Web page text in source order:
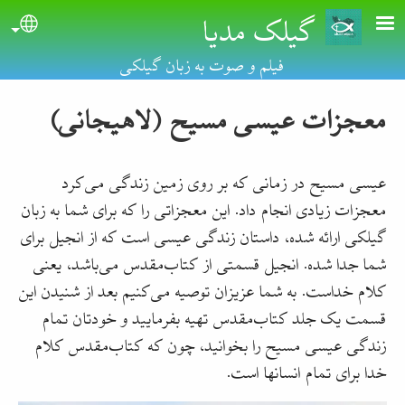
Skip to main contentگیلک مدیا
فیلم و صوت به زبان گیلکی
معجزات عیسی مسیح (لاهیجانی)‏
عیسی مسیح در زمانی که بر روی زمین زندگی می‌کرد
معجزات زیادی انجام داد. این معجزاتی را که برای شما به زبان
گیلکی ارائه شده، داستان زندگی عیسی است که از انجیل برای
شما جدا شده. انجیل قسمتی از کتاب‌مقدس می‌باشد، یعنی
کلام خداست. به شما عزیزان توصیه می‌کنیم بعد از شنیدن این
قسمت یک جلد کتاب‌مقدس تهیه بفرمایید و خودتان تمام
زندگی عیسی مسیح را بخوانید، چون که کتاب‌مقدس کلام
خدا برای تمام انسانها است.